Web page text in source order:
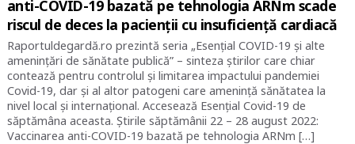
anti-COVID-19 bazată pe tehnologia ARNm scade
riscul de deces la pacienții cu insuficiență cardiacă
Raportuldegardă.ro prezintă seria „Esențial COVID-19 și alte
amenințări de sănătate publică” – sinteza știrilor care chiar
contează pentru controlul și limitarea impactului pandemiei
Covid-19, dar și al altor patogeni care amenință sănătatea la
nivel local și internațional. Accesează Esențial Covid-19 de
săptămâna aceasta. Știrile săptămânii 22 – 28 august 2022:
Vaccinarea anti-COVID-19 bazată pe tehnologia ARNm […]